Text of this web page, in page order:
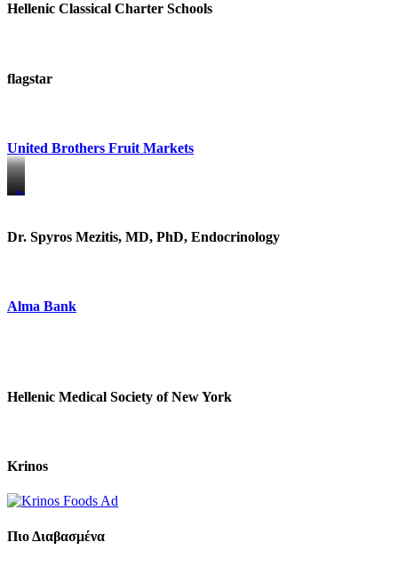
Hellenic Classical Charter Schools
flagstar
United Brothers Fruit Markets
https://www.unitedbrothersfruitmarkets.com/
https://www.unitedbrothersfruitmarkets.com/
Dr. Spyros Mezitis, MD, PhD, Endocrinology
Alma Bank
Hellenic Medical Society of New York
Krinos
Πιο Διαβασμένα